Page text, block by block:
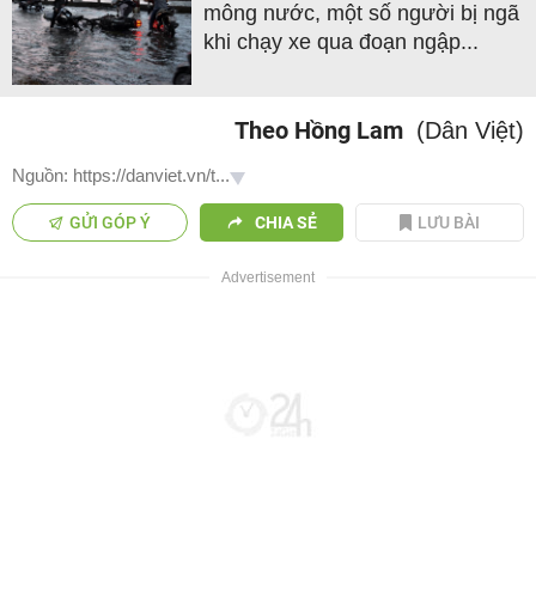
mông nước, một số người bị ngã
khi chạy xe qua đoạn ngập...
Theo Hồng Lam (Dân Việt)
Nguồn: https://danviet.vn/t...
GỬI GÓP Ý CHIA SẺ LƯU BÀI